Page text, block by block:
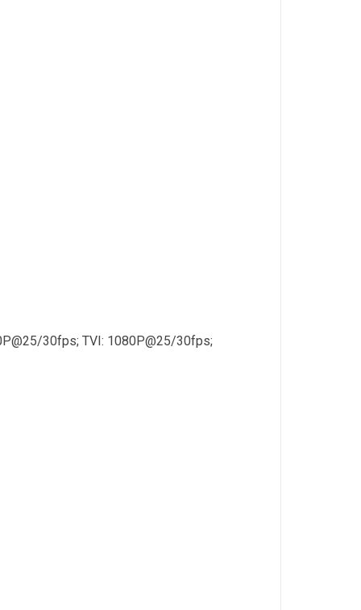
30fps; TVI: 1080P@25/30fps;